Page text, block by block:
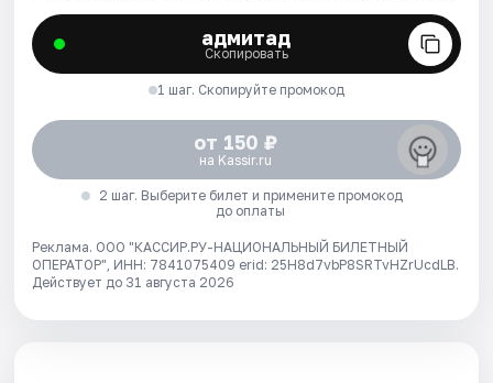
адмитад
Скопировать
1 шаг. Скопируйте промокод
от 150 ₽
на Kassir.ru
2 шаг. Выберите билет и примените промокод
до оплаты
Реклама. ООО "КАССИР.РУ-НАЦИОНАЛЬНЫЙ БИЛЕТНЫЙ
ОПЕРАТОР", ИНН: 7841075409 erid: 25H8d7vbP8SRTvHZrUcdLB.
Действует до 31 августа 2026